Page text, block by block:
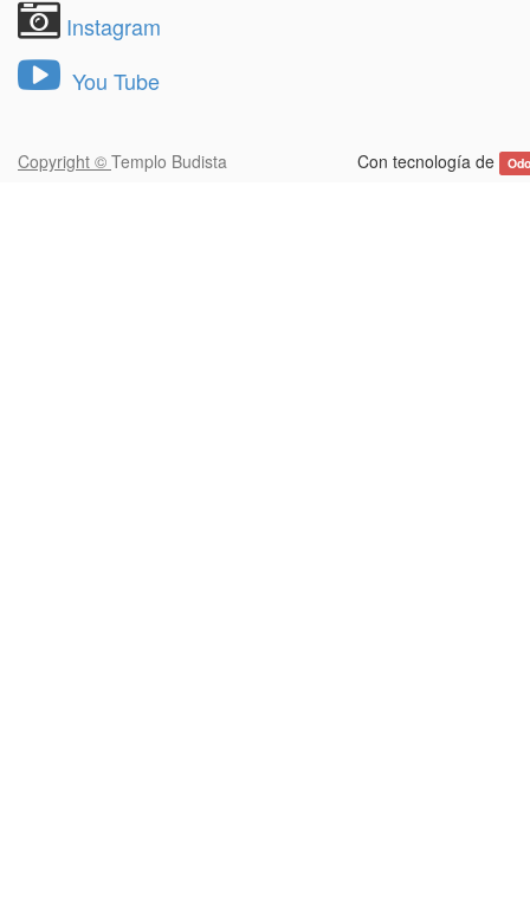
Instagram
You Tube
Con tecnología de
Copyright © Templo Budista